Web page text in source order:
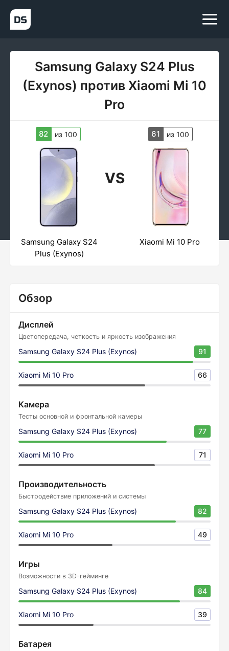
Samsung Galaxy S24 Plus
(Exynos) против Xiaomi Mi 10
Pro
82 из 100
VS
61 из 100
Samsung Galaxy S24
Plus (Exynos)
Xiaomi Mi 10 Pro
Обзор
Дисплей
Цветопередача, четкость и яркость изображения
Samsung Galaxy S24 Plus (Exynos) 91
Xiaomi Mi 10 Pro 66
Камера
Тесты основной и фронтальной камеры
Samsung Galaxy S24 Plus (Exynos) 77
Xiaomi Mi 10 Pro 71
Производительность
Быстродействие приложений и системы
Samsung Galaxy S24 Plus (Exynos) 82
Xiaomi Mi 10 Pro 49
Игры
Возможности в 3D-гейминге
Samsung Galaxy S24 Plus (Exynos) 84
Xiaomi Mi 10 Pro 39
Батарея